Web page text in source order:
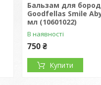
Бальзам для
Goodfellas Smile
мл (10601022)
В наявності
750 ₴
Купити